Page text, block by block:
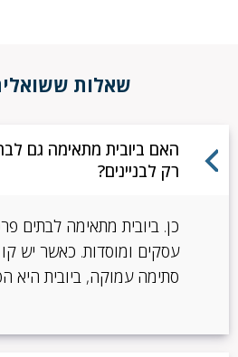
שאלות
האם ביובית מתאימה גם
רק לבניינים?
כן. ביובית מתאימה לבתים
עסקים ומוסדות. כאשר יש קו
סתימה עמוקה, ביובית היא